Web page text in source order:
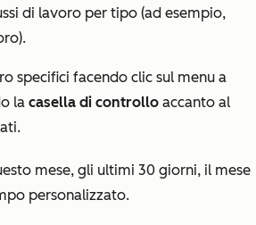
di lavoro per tipo (ad esempio,
).
specifici facendo clic sul menu a
la casella di controllo accanto al
mese, gli ultimi 30 giorni, il mese
personalizzato.